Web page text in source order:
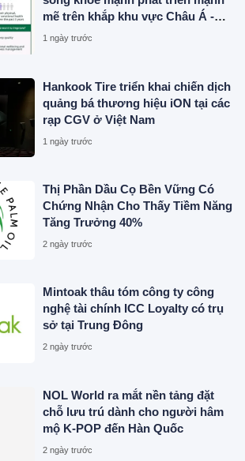
mẽ trên khắp khu vực Châu Á -
Thái Bình Dương khi 4 trong 5
1 ngày trước
Hankook Tire triển khai chiến dịch
quảng bá thương hiệu iON tại các
rạp CGV ở Việt Nam
1 ngày trước
Thị Phần Dầu Cọ Bền Vững Có
Chứng Nhận Cho Thấy Tiềm Năng
Tăng Trưởng 40%
2 ngày trước
Mintoak thâu tóm công ty công
nghệ tài chính ICC Loyalty có trụ
sở tại Trung Đông
2 ngày trước
NOL World ra mắt nền tảng đặt
chỗ lưu trú dành cho người hâm
mộ K-POP đến Hàn Quốc
2 ngày trước